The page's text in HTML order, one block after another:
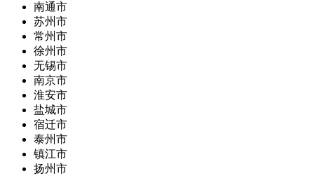
南通市
苏州市
常州市
徐州市
无锡市
南京市
淮安市
盐城市
宿迁市
泰州市
镇江市
扬州市